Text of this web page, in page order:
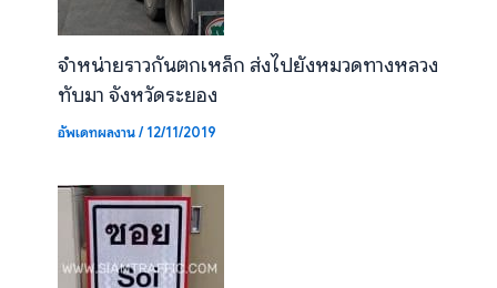
จำหน่ายราวกันตกเหล็ก ส่งไปยังหมวดทางหลวง
ทับมา จังหวัดระยอง
อัพเดทผลงาน/12/11/2019